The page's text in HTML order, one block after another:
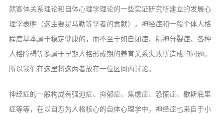
就客体关系理论和自体心理学理论的一些实证研究所建立的发展心
理学表明（这主要是马勒等学者的贡献），神经症和一般个体人格
程度基本属于稳定健康的，而不至于如自闭症、精神分裂症、各种
人格障碍等多属于早期人格形成期的养育关系失败所造成的问题。
所以我们在这里将这两者放在一位区间内讨论。
神经症的一般构成有强迫症、抑郁症、焦虑症、恐慌症、歇斯底里
症等等，在以自恋为人格核心的自体心理学中，神经症也来自于小